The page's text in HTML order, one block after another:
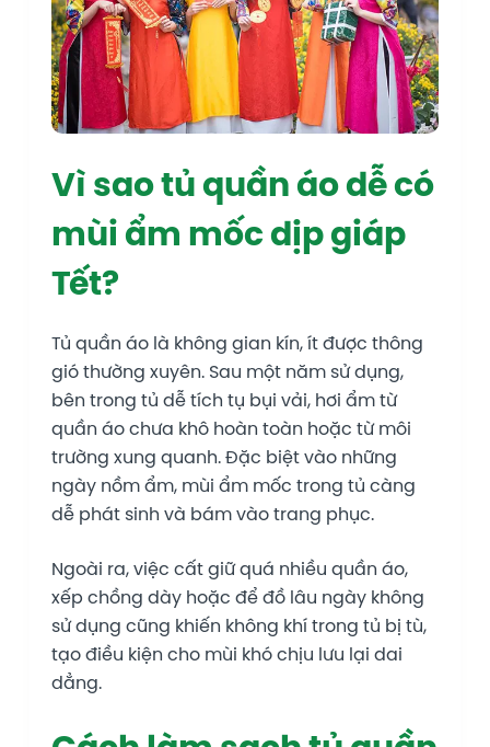
Vì sao tủ quần áo dễ có
mùi ẩm mốc dịp giáp
Tết?
Tủ quần áo là không gian kín, ít được thông
gió thường xuyên. Sau một năm sử dụng,
bên trong tủ dễ tích tụ bụi vải, hơi ẩm từ
quần áo chưa khô hoàn toàn hoặc từ môi
trường xung quanh. Đặc biệt vào những
ngày nồm ẩm, mùi ẩm mốc trong tủ càng
dễ phát sinh và bám vào trang phục.
Ngoài ra, việc cất giữ quá nhiều quần áo,
xếp chồng dày hoặc để đồ lâu ngày không
sử dụng cũng khiến không khí trong tủ bị tù,
tạo điều kiện cho mùi khó chịu lưu lại dai
dẳng.